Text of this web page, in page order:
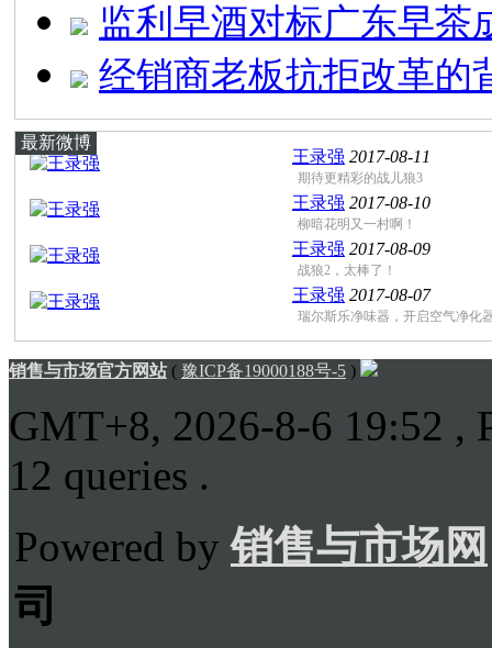
监利早酒对标广东早茶
经销商老板抗拒改革的
最新微博
王录强 2017-08-11
期待更精彩的战儿狼3
王录强 2017-08-10
柳暗花明又一村啊！
王录强 2017-08-09
战狼2，太棒了！
王录强 2017-08-07
瑞尔斯乐净味器，开启空气净化
销售与市场官方网站( 豫ICP备19000188号-5 )
GMT+8, 2026-8-6 19:52 ,
12 queries .
Powered by销售与市场网
司